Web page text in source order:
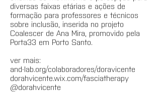
diversas faixas etárias e ações de
formação para professores e técnicos
sobre inclusão, inserida no projeto
Coalescer de Ana Mira, promovido pela
Porta33 em Porto Santo.
ver mais:
and-lab.org/colaboradores/doravicente
dorahvicente.wix.com/fasciatherapy
@dorahvicente